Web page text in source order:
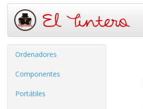
Ordenadores
Componentes
Portátiles